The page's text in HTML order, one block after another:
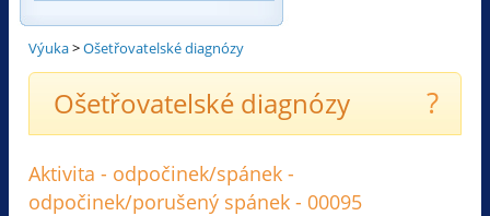
Výuka>Ošetřovatelské diagnózy
Ošetřovatelské diagnózy ?
Aktivita - odpočinek/spánek -
odpočinek/porušený spánek - 00095